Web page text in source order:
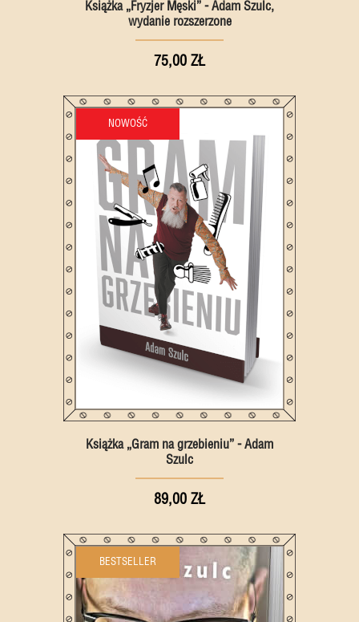
Książka „Fryzjer Męski” - Adam Szulc,
wydanie rozszerzone
75,00 ZŁ
NOWOŚĆ
Książka „Gram na grzebieniu” - Adam
Szulc
89,00 ZŁ
BESTSELLER